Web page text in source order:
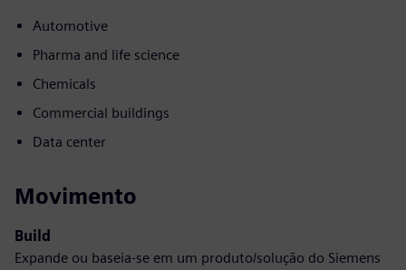
Automotive
Pharma and life science
Chemicals
Commercial buildings
Data center
Movimento
Build
Expande ou baseia-se em um produto/solução do Siemens